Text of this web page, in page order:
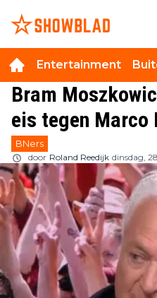
Entertainment
Bram
eis tegen Marco
BNers
door Roland Reedijk dinsdag,